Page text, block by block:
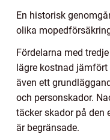
En historisk
olika
Fördelarna med
lägre kostnad jämfört
även ett
och personskador.
täcker skador på den
är begränsade.